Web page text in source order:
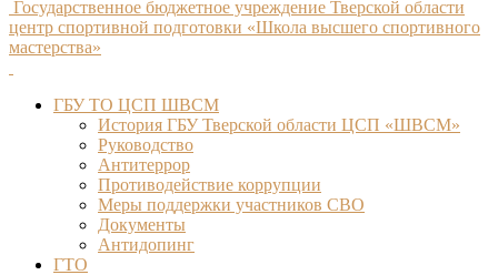
Государственное бюджетное учреждение Тверской области
центр спортивной подготовки «Школа высшего спортивного
мастерства»
ГБУ ТО ЦСП ШВСМ
История ГБУ Тверской области ЦСП «ШВСМ»
Руководство
Антитеррор
Противодействие коррупции
Меры поддержки участников СВО
Документы
Антидопинг
ГТО